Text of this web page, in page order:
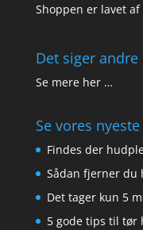
Shoppen er lavet af
Det siger
Se mere her …
Se vores
Findes der
Sådan fjerner du
Det tager kun 5
5 gode tips til tør